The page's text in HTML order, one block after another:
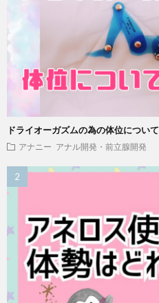
ドライオーガズムの為の体位について
アナニー アナル開発・前立腺開発